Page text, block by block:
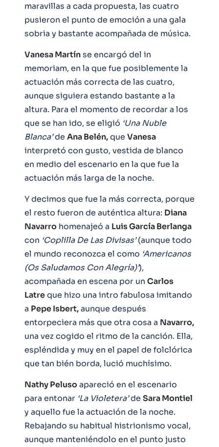
maravillas a cada propuesta, las cuatro
pusieron el punto de emoción a una gala
sobria y bastante acompañada de música.
Vanesa Martínse encargó del in
memoriam, en la que fue posiblemente la
actuación más correcta de las cuatro,
aunque siguiera estando bastante a la
altura. Para el momento de recordar a los
que se han ido, se eligió ‘Una Nuble
Blanca’de Ana Belén,que Vanesa
interpretó con gusto, vestida de blanco
en medio del escenario en la que fue la
actuación más larga de la noche.
Y decimos que fue la más correcta, porque
el resto fueron de auténtica altura: Diana
Navarro homenajeó a Luis García Berlanga
con ‘Coplilla De Las Divisas’(aunque todo
el mundo reconozca el como ‘Americanos
(Os Saludamos Con Alegría)’),
acompañada en escena por un Carlos
Latreque hizo una intro fabulosa imitando
a Pepe Isbert,aunque después
entorpeciera más que otra cosa a Navarro,
una vez cogido el ritmo de la canción. Ella,
espléndida y muy en el papel de folclórica
que tan bién borda, lució muchísimo.
Nathy Pelusoapareció en el escenario
para entonar ‘La Violetera’de Sara Montiel
y aquello fue la actuación de la noche.
Rebajando su habitual histrionismo vocal,
aunque manteniéndolo en el punto justo